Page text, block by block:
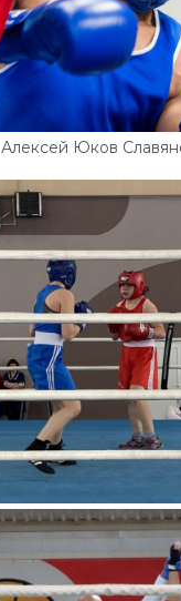
Алексей Юков